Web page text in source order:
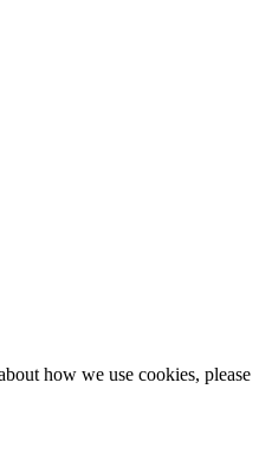
how we use cookies, please